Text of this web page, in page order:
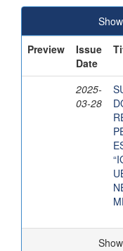
Preview
Issue
Date
2025-
03-28